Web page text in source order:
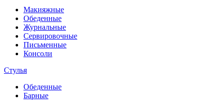
Макияжные
Обеденные
Журнальные
Сервировочные
Письменные
Консоли
Стулья
Обеденные
Барные